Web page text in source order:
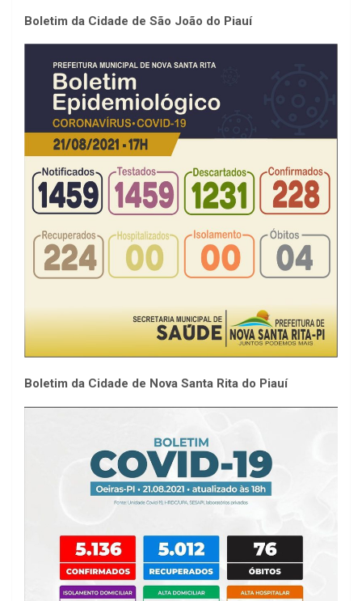
Boletim da Cidade de São João do Piauí
Boletim da Cidade de Nova Santa Rita do Piauí